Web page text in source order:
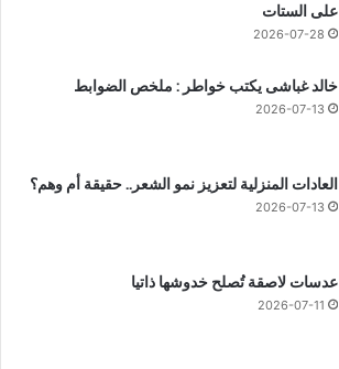
على الستات
2026-07-28
خالد غباشى يكتب خواطر : ملخص الضوابط
2026-07-13
العادات المنزلية لتعزيز نمو الشعر.. حقيقة أم وهم؟
2026-07-13
عدسات لاصقة تُصلح خدوشها ذاتيا
2026-07-11